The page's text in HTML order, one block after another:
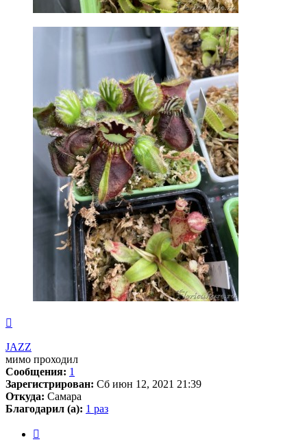
началу
JAZZ
мимо проходил
Сообщения: 1
Зарегистрирован: Сб июн 12, 2021 21:39
Откуда: Самара
Благодарил (а): 1 раз